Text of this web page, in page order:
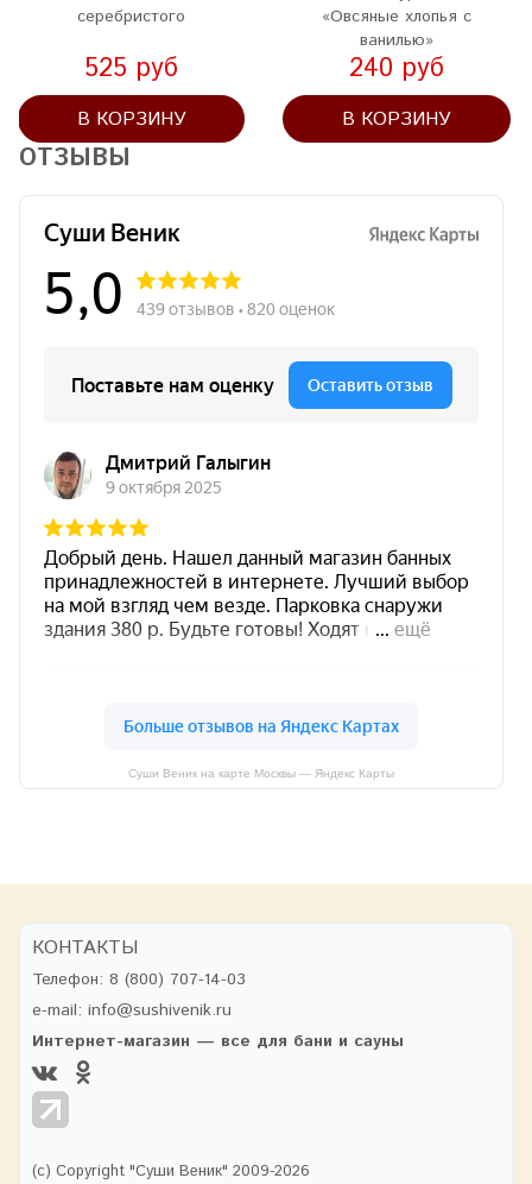
серебристого
525 руб
В КОРЗИНУ
«Овсяные хлопья с
ванилью»
240 руб
В КОРЗИНУ
ОТЗЫВЫ
Суши Веник на карте Москвы — Яндекс Карты
КОНТАКТЫ
Телефон: 8 (800) 707-14-03
e-mail: info@sushivenik.ru
Интернет-магазин — все для бани и сауны
(с) Copyright "Суши Веник" 2009-2026